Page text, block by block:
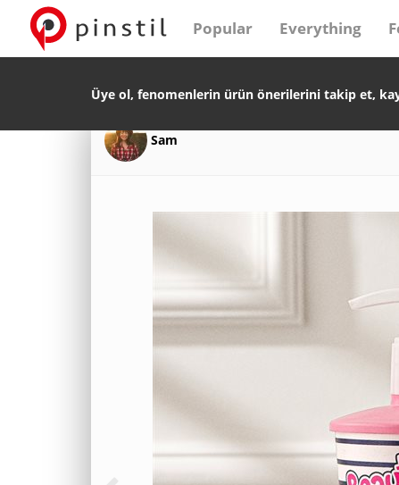
Popular Everything
Üye ol, fenomenlerin ürün önerilerini takip et,
Sam